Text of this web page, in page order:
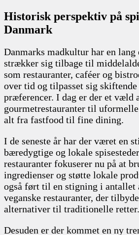
Historisk perspektiv på
Danmark
Danmarks madkultur har en
strækker sig tilbage til
som restauranter, caféer og
over tid og tilpasset sig skiftende
præferencer. I dag er der et væld
gourmetrestauranter til
alt fra fastfood til fine dining.
I de seneste år har der været en
bæredygtige og lokale
restauranter fokuserer nu på at
ingredienser og støtte lokale
også ført til en stigning i antallet
veganske restauranter, der
alternativer til traditionelle retter.
Desuden er der kommet en ny